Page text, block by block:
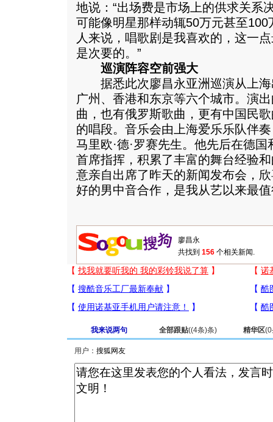
地说：“出场费是市场上的供求关系
可能像明星那样动辄50万元甚至
人来说，唱歌剧是我喜欢的，这一
是次要的。”
巡演阵容空前强大
据悉此次廖昌永亚洲巡演从上海
广州、香港和东京等六个城市。演
曲，也有俄罗斯歌曲，更有中国民
的唱段。音乐会由上海爱乐乐队伴
马里欧·德·罗赛先生。他先后在德
首席指挥，积累了丰富的舞台经验
意亲自出席了昨天的新闻发布会，
好的男中音合作，是我从艺以来最
共找到 156 个相关新闻.
我来说两句 全部跟贴((4条)条) 精华区(0
用户：